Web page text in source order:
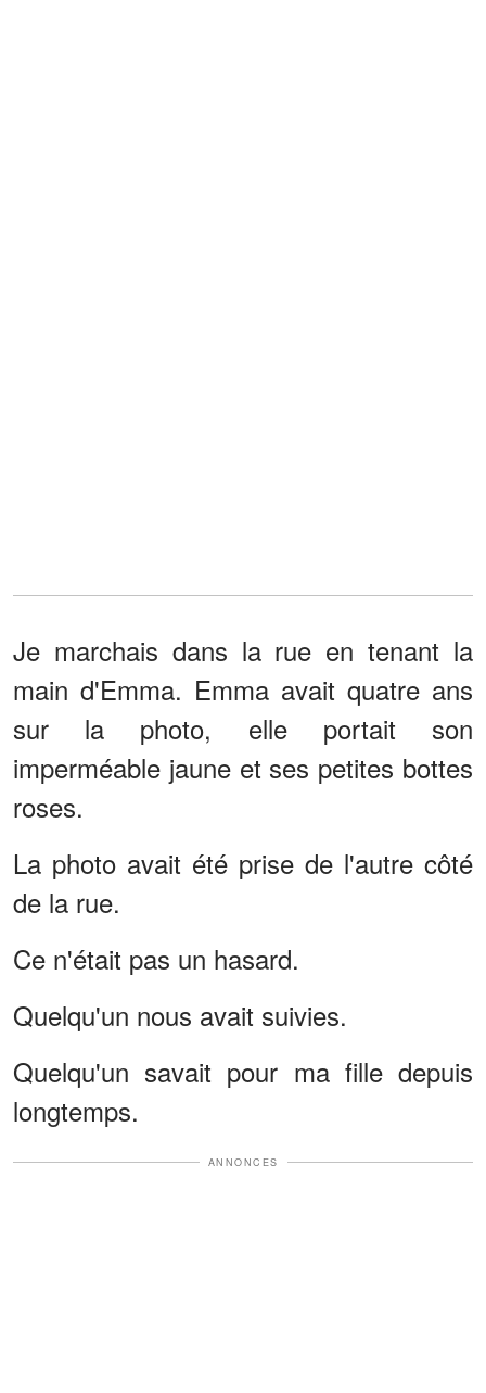
Je marchais dans la rue en tenant la
main d'Emma. Emma avait quatre ans
sur la photo, elle portait son
imperméable jaune et ses petites bottes
roses.
La photo avait été prise de l'autre côté
de la rue.
Ce n'était pas un hasard.
Quelqu'un nous avait suivies.
Quelqu'un savait pour ma fille depuis
longtemps.
ANNONCES